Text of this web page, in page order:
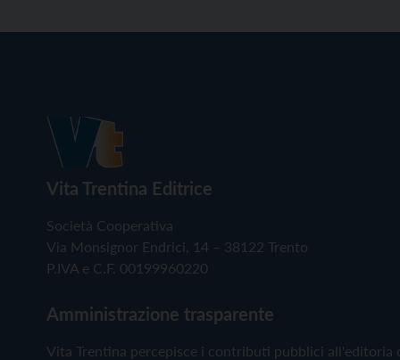
Vita Trentina Editrice
Società Cooperativa
Via Monsignor Endrici, 14 – 38122 Trento
P.IVA e C.F. 00199960220
Amministrazione trasparente
Vita Trentina percepisce i contributi pubblici all'editoria